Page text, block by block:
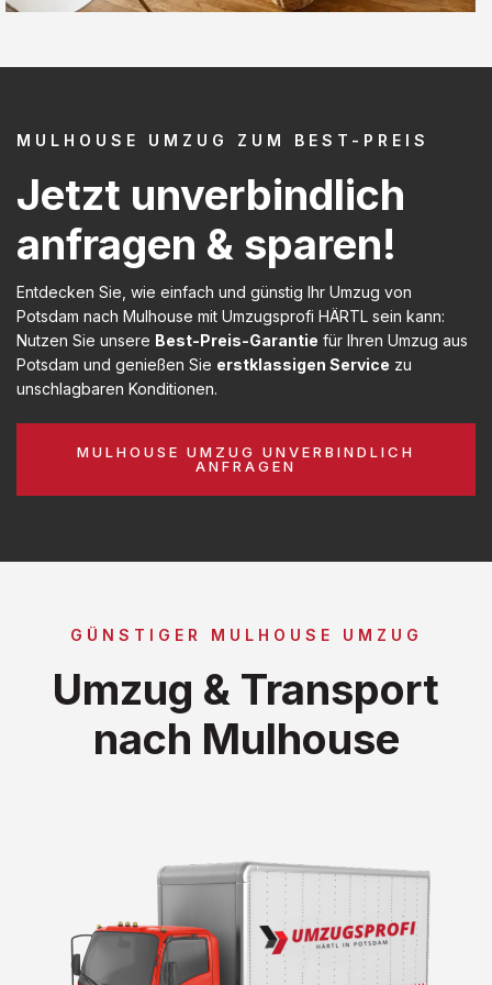
MULHOUSE UMZUG ZUM BEST-PREIS
Jetzt unverbindlich
anfragen & sparen!
Entdecken Sie, wie einfach und günstig Ihr Umzug von
Potsdam nach Mulhouse mit Umzugsprofi HÄRTL sein kann:
Nutzen Sie unsere Best-Preis-Garantie für Ihren Umzug aus
Potsdam und genießen Sie erstklassigen Service zu
unschlagbaren Konditionen.
MULHOUSE UMZUG UNVERBINDLICH
ANFRAGEN
GÜNSTIGER MULHOUSE UMZUG
Umzug & Transport
nach Mulhouse